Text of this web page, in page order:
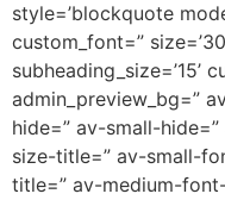
style=’blockquote
custom_font=”
subheading_size=’15’
admin_preview_bg=”
hide=” av-small-
size-title=” av-small-
title=” av-medium-